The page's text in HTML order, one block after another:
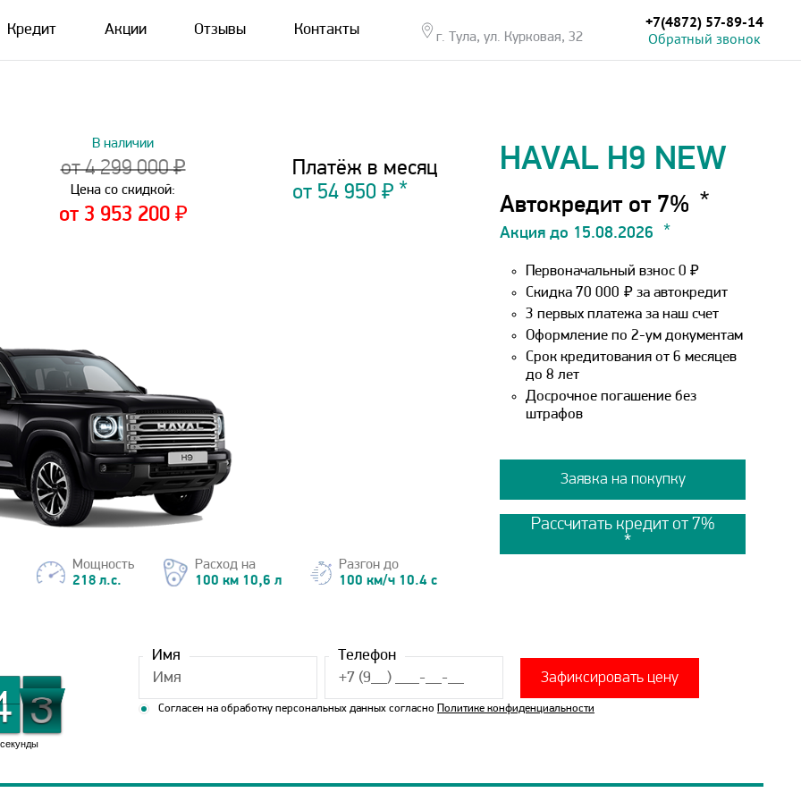
Кредит Акции Отзывы Контакты г. Тула, ул. Курковая, 32
+7(4872) 57-89-14
Обратный звонок
В наличии
от 4 299 000 ₽
Цена со скидкой:
от 3 953 200 ₽
Платёж в месяц
от 54 950 ₽
Мощность
218 л.с.
Расход на
100 км 10,6 л
Разгон до
100 км/ч 10.4 с
HAVAL H9 NEW
Автокредит от 7%
Акция до 15.08.2026
Первоначальный взнос 0 ₽
Скидка 70 000 ₽ за автокредит
3 первых платежа за наш счет
Оформление по 2-ум документам
Срок кредитования от 6 месяцев
до 8 лет
Досрочное погашение без
штрафов
Заявка на покупку
Рассчитать кредит от 7%
секунды
2
2
1
Имя
Телефон
Зафиксировать цену
Согласен на обработку персональных данных согласно Политике конфиденциальности